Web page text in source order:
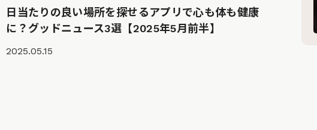
日当たりの良い場所を探せるアプリで心も体も健康
に？グッドニュース3選【2025年5月前半】
2025.05.15